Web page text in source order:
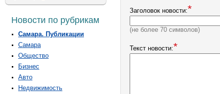
Новости по рубрикам
Самара. Публикации
Самара
Общество
Бизнес
Авто
Недвижимость
Заголовок новости:*
(не более 70 символов)
Текст новости:*